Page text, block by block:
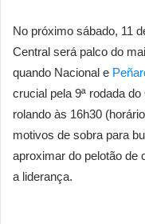
No próximo sábado, 11
Central será palco do
quando Nacional e
crucial pela 9ª rodada
rolando às 16h30
motivos de sobra para
aproximar do pelotão de
a liderança.